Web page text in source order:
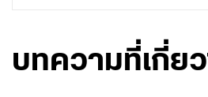
บทความที่เกี่ย